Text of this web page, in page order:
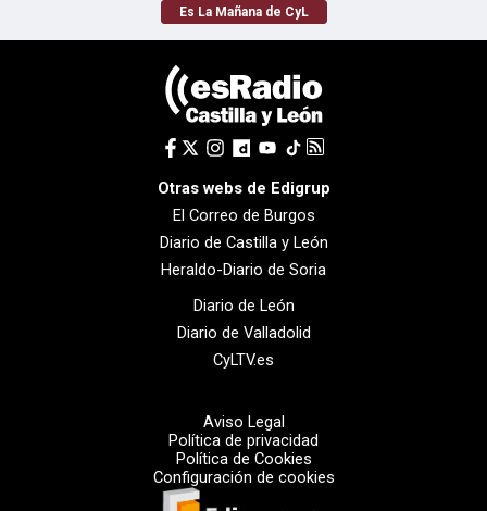
Es La Mañana de CyL
Otras webs de Edigrup
El Correo de Burgos
Diario de Castilla y León
Heraldo-Diario de Soria
Diario de León
Diario de Valladolid
CyLTV.es
Aviso Legal
Política de privacidad
Política de Cookies
Configuración de cookies